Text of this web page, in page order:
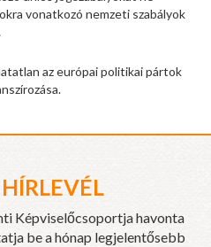
vonatkozó nemzeti szabályok
az európai politikai pártok
Képviselőcsoportja havonta
be a hónap legjelentősebb